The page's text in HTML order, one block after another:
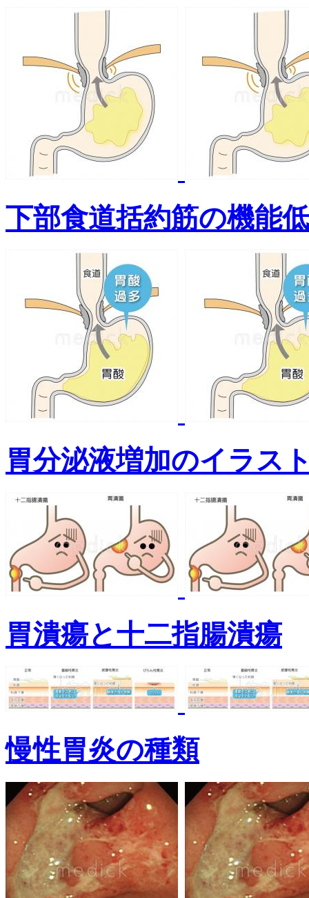
下部食道括約筋の機能
胃分泌液増加のイラス
胃潰瘍と十二指腸潰瘍
慢性胃炎の種類